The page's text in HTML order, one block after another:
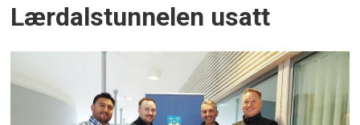
Lærdalstunnelen usatt